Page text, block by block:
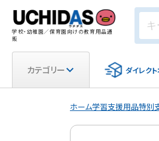
学校・幼稚園／保育園向けの教育用品通
販
カテゴリー ダイレクト
ホーム学習支援用品特別